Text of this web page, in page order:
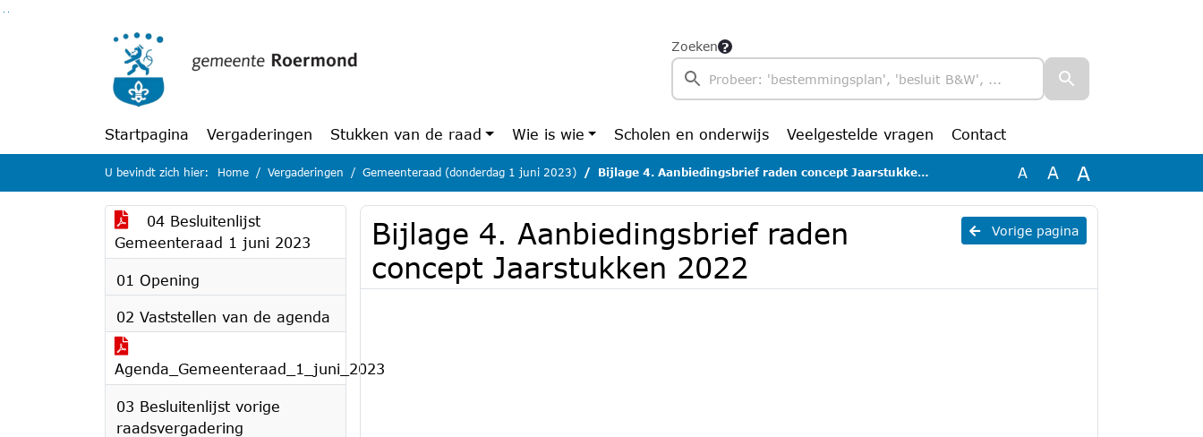
Zoeken
Startpagina Vergaderingen Stukken van de raad Wie is wie Scholen en onderwijs Veelgestelde vragen Contact
U bevindt zich hier: Home Vergaderingen Gemeenteraad (donderdag 1 juni 2023) Bijlage 4. Aanbiedingsbrief raden concept Jaarstukken 2022 A A A
04 Besluitenlijst
Gemeenteraad 1 juni 2023
01 Opening
02 Vaststellen van de agenda
Agenda_Gemeenteraad_1_juni_2023
03 Besluitenlijst vorige
raadsvergadering
Vorige pagina
Bijlage 4. Aanbiedingsbrief raden
concept Jaarstukken 2022